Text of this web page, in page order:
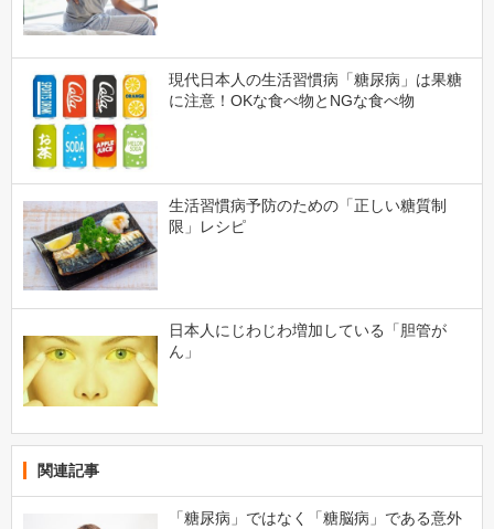
現代日本人の生活習慣病「糖尿病」は果糖
に注意！OKな食べ物とNGな食べ物
生活習慣病予防のための「正しい糖質制
限」レシピ
日本人にじわじわ増加している「胆管が
ん」
関連記事
「糖尿病」ではなく「糖脳病」である意外